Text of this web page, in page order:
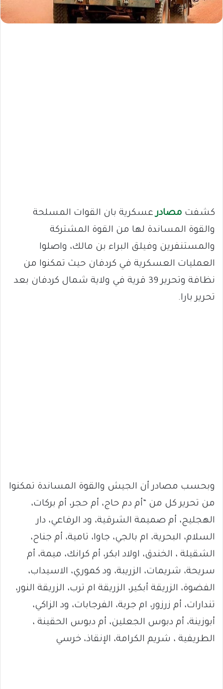
كشفت مصادرعسكرية بان القوات المسلحة
والقوة المساندة لها من القوة المشتركة
والمستنفرين وفيلق البراء بن مالك، واصلوا
العمليات العسكرية في كردفان حيث تمكنوا من
نظافة وتحرير 39 قرية في ولاية شمال كردفان بعد
تحرير بارا.
وبحسب مصادر أن الجيش والقوة المساندة تمكنوا
من تحرير كل من “أم دم حاج، أم حجر، أم بركات،
الهجليج، أم صميمة الشرقية، ود الرفاعي، دار
السلام، البحرية، ام بالجي، جاوا، تامية، أم جناح،
الشقيلة ، الخندق، اولاد ابكر، أم كرانك، ميمة، أم
سريحة، شريمات، الزريبة، ود كموري، الاسيداب،
الفضوة، الزريقة أبكير، الزريقة ام ترب، الزريقة النور،
تندارات، أم زرزور، ام جربة، الفرجابات، ود الزاكي،
أبوزينة، أم دبوس الجعلين، أم دبوس الحقينة ،
الطريفية ، شريم الكرامة، الإنقاذ، خرسي